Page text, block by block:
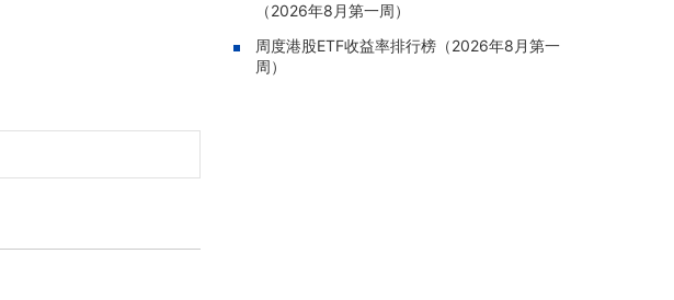
08-07 22:04 | 商米科技-W(06810.HK)：基石投
資者XINWUTANG自願延長禁售期五個月至20
27年3月28日
（2026年8月第一周）
周度港股ETF收益率排行榜（2026年8月第一
周）